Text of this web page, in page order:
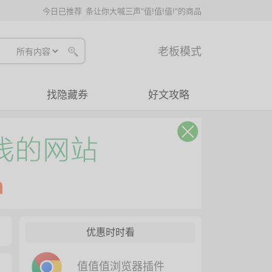
今日已推荐 条让你大喊三声"值!值!值!"的商品
老板模式
找隐藏券 好文攻略
优惠时时看
值值值浏览器插件